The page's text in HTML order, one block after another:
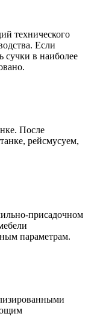
технического
Если
сучки в наиболее
После
рейсмусуем,
присадочном
параметрам.